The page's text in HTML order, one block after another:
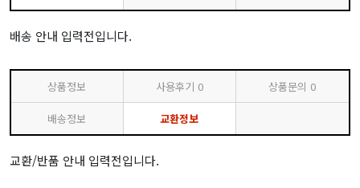
배송 안내 입력전입니다.
상품정보 사용후기 0 상품문의 0
배송정보 교환정보
교환/반품 안내 입력전입니다.